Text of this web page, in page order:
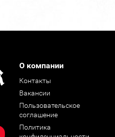
О компании
Контакты
Вакансии
Пользовательское
соглашение
Политика